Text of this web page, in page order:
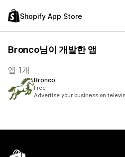
Shopify App Store
Bronco님이 개발한 앱
앱 1개
Bronco
Free
Advertise your business on